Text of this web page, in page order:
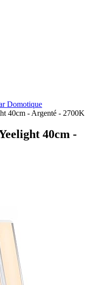
Domotique
40cm - Argenté - 2700K
40cm -